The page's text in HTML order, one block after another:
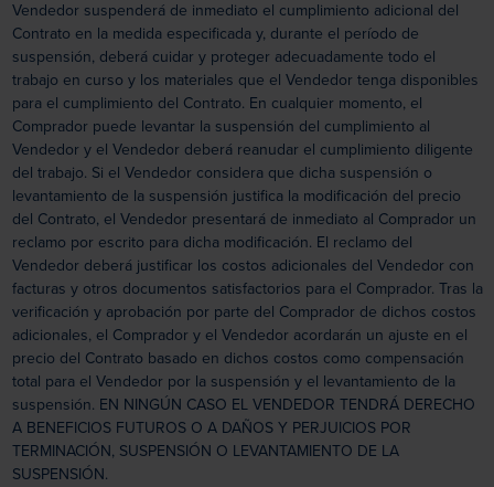
Vendedor suspenderá de inmediato el cumplimiento adicional del
Contrato en la medida especificada y, durante el período de
suspensión, deberá cuidar y proteger adecuadamente todo el
trabajo en curso y los materiales que el Vendedor tenga disponibles
para el cumplimiento del Contrato. En cualquier momento, el
Comprador puede levantar la suspensión del cumplimiento al
Vendedor y el Vendedor deberá reanudar el cumplimiento diligente
del trabajo. Si el Vendedor considera que dicha suspensión o
levantamiento de la suspensión justifica la modificación del precio
del Contrato, el Vendedor presentará de inmediato al Comprador un
reclamo por escrito para dicha modificación. El reclamo del
Vendedor deberá justificar los costos adicionales del Vendedor con
facturas y otros documentos satisfactorios para el Comprador. Tras la
verificación y aprobación por parte del Comprador de dichos costos
adicionales, el Comprador y el Vendedor acordarán un ajuste en el
precio del Contrato basado en dichos costos como compensación
total para el Vendedor por la suspensión y el levantamiento de la
suspensión. EN NINGÚN CASO EL VENDEDOR TENDRÁ DERECHO
A BENEFICIOS FUTUROS O A DAÑOS Y PERJUICIOS POR
TERMINACIÓN, SUSPENSIÓN O LEVANTAMIENTO DE LA
SUSPENSIÓN.